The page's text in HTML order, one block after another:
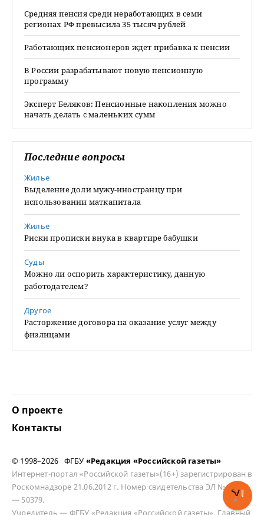
Средняя пенсия среди неработающих в семи
регионах РФ превысила 35 тысяч рублей
Работающих пенсионеров ждет прибавка к пенсии
В России разрабатывают новую пенсионную
программу
Эксперт Беляков: Пенсионные накопления можно
начать делать с маленьких сумм
Последние вопросы
Жилье
Выделение доли мужу-иностранцу при
использовании маткапитала
Жилье
Риски прописки внука в квартире бабушки
Суды
Можно ли оспорить характеристику, данную
работодателем?
Другое
Расторжение договора на оказание услуг между
физлицами
О проекте
Контакты
© 1998–2026 ФГБУ «Редакция «Российской газеты»
Интернет-портал «Российской газеты»(16+) зарегистрирован в
Роскомнадзоре 21.06.2012 г. Номер свидетельства ЭЛ № ФС 77
— 50379.
Учредитель — ФГБУ «Редакция «Российской газеты». Главный